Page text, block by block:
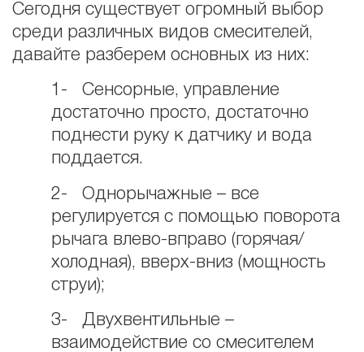
Сегодня существует огромный выбор
среди различных видов смесителей,
давайте разберем основных из них:
1- Сенсорные, управление
достаточно просто, достаточно
поднести руку к датчику и вода
поддается.
2- Однорычажные – все
регулируется с помощью поворота
рычага влево-вправо (горячая/
холодная), вверх-вниз (мощность
струи);
3- Двухвентильные –
взаимодействие со смесителем